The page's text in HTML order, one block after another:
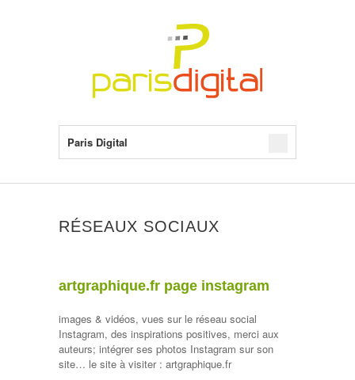
Paris Digital
RÉSEAUX SOCIAUX
artgraphique.fr page instagram
images & vidéos, vues sur le réseau social
Instagram, des inspirations positives, merci aux
auteurs; intégrer ses photos Instagram sur son
site… le site à visiter : artgraphique.fr